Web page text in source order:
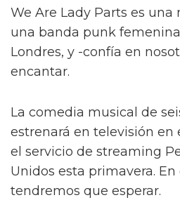
We Are Lady Parts es una
una banda punk
Londres, y -confía en
encantar.
La comedia musical de
estrenará en televisión en
el servicio de streaming
Unidos esta primavera.
tendremos que esperar.